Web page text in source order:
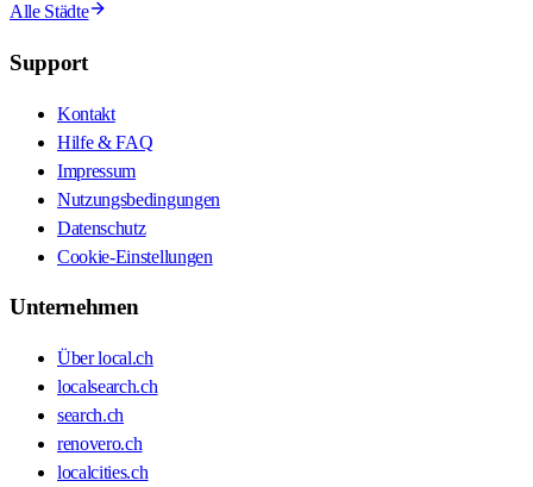
Alle Städte
Support
Kontakt
Hilfe & FAQ
Impressum
Nutzungsbedingungen
Datenschutz
Cookie-Einstellungen
Unternehmen
Über local.ch
localsearch.ch
search.ch
renovero.ch
localcities.ch